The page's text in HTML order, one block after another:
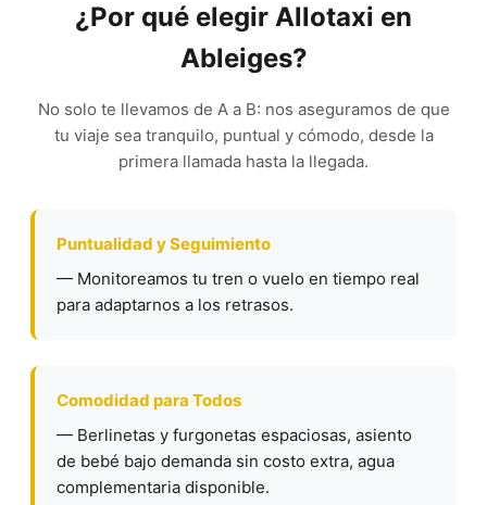
¿Por qué elegir Allotaxi en
Ableiges?
No solo te llevamos de A a B: nos aseguramos de que
tu viaje sea tranquilo, puntual y cómodo, desde la
primera llamada hasta la llegada.
Puntualidad y Seguimiento
— Monitoreamos tu tren o vuelo en tiempo real
para adaptarnos a los retrasos.
Comodidad para Todos
— Berlinetas y furgonetas espaciosas, asiento
de bebé bajo demanda sin costo extra, agua
complementaria disponible.